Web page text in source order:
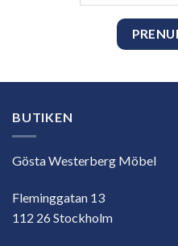
BUTIKEN
Gösta Westerberg Möbel
Fleminggatan 13
112 26 Stockholm